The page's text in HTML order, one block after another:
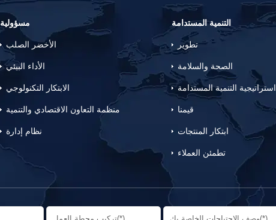
مسؤولية
الأخضر الصلب
الأداء البيئي
الابتكار التكنولوجي
منظمة التعاون الاقتصادي والتنمية
نظام إدارة
التنمية المستدامة
تطوير
الصحة والسلامة
استراتيجية التنمية المستدامة
قيمنا
ابتكار المنتجات
تطمئن العملاء